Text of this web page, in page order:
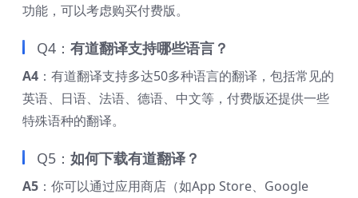
功能，可以考虑购买付费版。
Q4： 有道翻译支持哪些语言？
A4 ：有道翻译支持多达50多种语言的翻译，包括常见的
英语、日语、法语、德语、中文等，付费版还提供一些
特殊语种的翻译。
Q5： 如何下载有道翻译？
A5 ：你可以通过应用商店（如App Store、Google